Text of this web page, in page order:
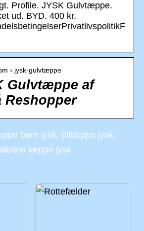
Profile. JYSK Gulvtæppe.
ud. BYD. 400 kr.
› jysk-gulvtæppe
Gulvtæppe af
Reshopper
børn jysk, biltæppe jysk,
tæppe jysk